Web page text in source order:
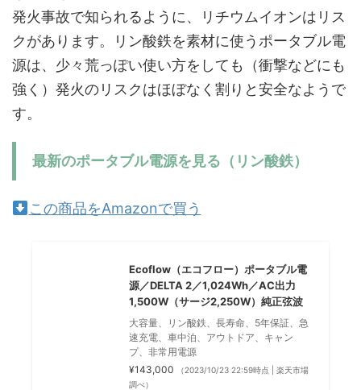
発火事故で知られるように、リチウムイオンはリス
クがあります。リン酸鉄を素材に使うポータブル電
源は、少々荒っぽい使い方をしても（衝撃などにも
強く）発火のリスクはほぼなく割りと安全なようで
す。
最新のポータブル電源を見る（リン酸鉄）
この商品をAmazonで買う
Ecoflow（エコフロー）ポータブル電
源／DELTA 2／1,024Wh／AC出力
1,500W（サージ2,250W）純正弦波
大容量、リン酸鉄、長寿命、5年保証、急
速充電、車中泊、アウトドア、キャン
プ、非常用電源
¥143,000
（2023/10/23 22:59時点 | 楽天市場
調べ）